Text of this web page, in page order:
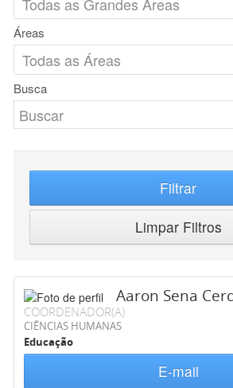
Áreas
Busca
Filtrar
Limpar Filtros
Aaron Sena
COORDENADOR(A)
CIÊNCIAS HUMANAS
Educação
E-mail